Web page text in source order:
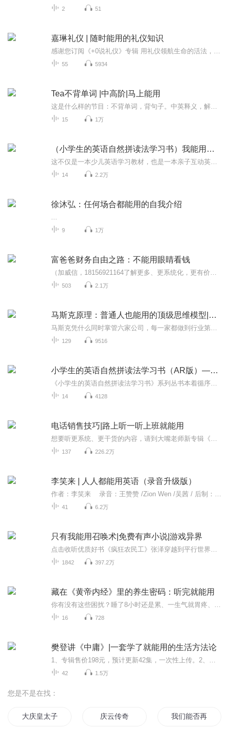
2 51
嘉琳礼仪 | 随时能用的礼仪知识
55 5934
Tea不背单词 |中高阶|马上能用
15 1万
（小学生的英语自然拼读法学习书）我能用英文去交流了
14 2.2万
徐沐弘：任何场合都能用的自我介绍
9 1万
富爸爸财务自由之路：不能用眼睛看钱
503 2.1万
马斯克原理：普通人也能用的顶级思维模型|特斯拉股票
129 9516
小学生的英语自然拼读法学习书（AR版）——我能用英文去交流了
14 4128
电话销售技巧|路上听一听上班就能用
137 226.2万
李笑来 | 人人都能用英语（录音升级版）
41 6.2万
只有我能用召唤术|免费有声小说|游戏异界
1842 397.2万
藏在《黄帝内经》里的养生密码：听完就能用
16 728
樊登讲《中庸》|一套学了就能用的生活方法论
42 1.5万
您是不是在找：
大庆皇太子 庆云传奇 我们能否再见到